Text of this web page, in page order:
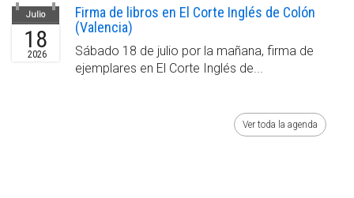
Julio
18
2026
Firma de libros en El Corte Inglés de Colón
(Valencia)
Sábado 18 de julio por la mañana, firma de
ejemplares en El Corte Inglés de...
Ver toda la agenda